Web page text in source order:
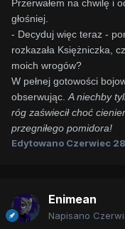
Przerwałem na chwilę i
głośniej.
- Decyduj więc teraz -
rozkazała Księżniczka,
moich wrogów?
W pełnej gotowości
obserwując.A niechby
róg zaświecił choć
przegniłego pomidora!
Edytowano Czerwiec
Enimean
Napisano